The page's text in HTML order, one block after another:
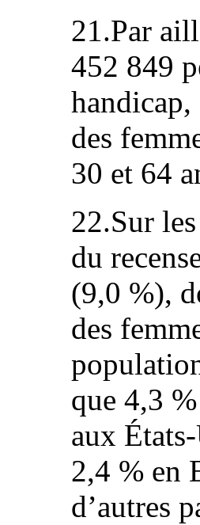
21.Par
452 849
des
30 et 64
22.Sur
du
(9,0 %),
des
que 4,3
aux
2,4 % en
d’autres